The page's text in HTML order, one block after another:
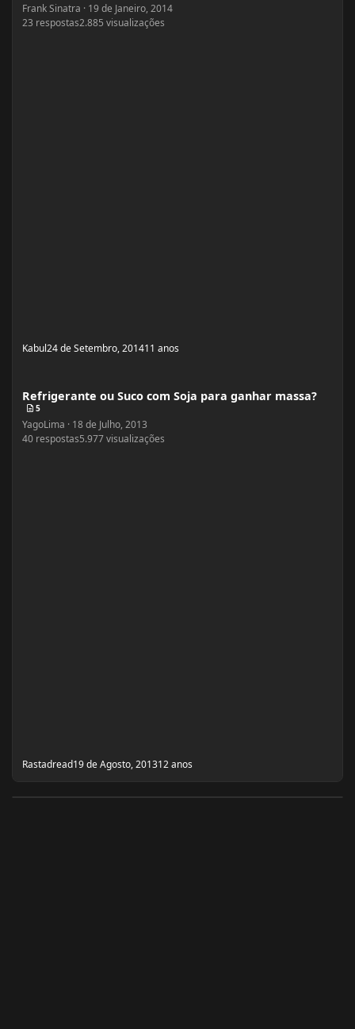
Frank Sinatra · 19 de Janeiro, 2014
23 respostas2.885 visualizações
Kabul24 de Setembro, 201411 anos
Refrigerante ou Suco com Soja para ganhar massa?
5
YagoLima · 18 de Julho, 2013
40 respostas5.977visualizações
Rastadread19 de Agosto, 201312 anos